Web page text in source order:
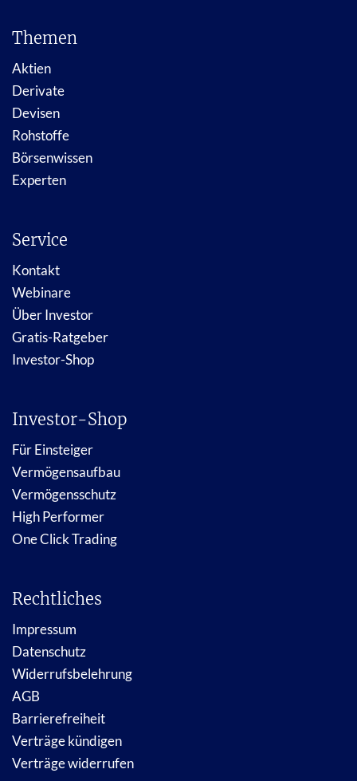
Themen
Aktien
Derivate
Devisen
Rohstoffe
Börsenwissen
Experten
Service
Kontakt
Webinare
Über Investor
Gratis-Ratgeber
Investor-Shop
Investor-Shop
Für Einsteiger
Vermögensaufbau
Vermögensschutz
High Performer
One Click Trading
Rechtliches
Impressum
Datenschutz
Widerrufsbelehrung
AGB
Barrierefreiheit
Verträge kündigen
Verträge widerrufen